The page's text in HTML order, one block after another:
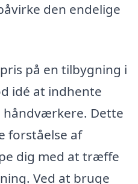
den endelige
på en tilbygning i
idé at indhente
Dette
forståelse af
dig med at træffe
Ved at bruge